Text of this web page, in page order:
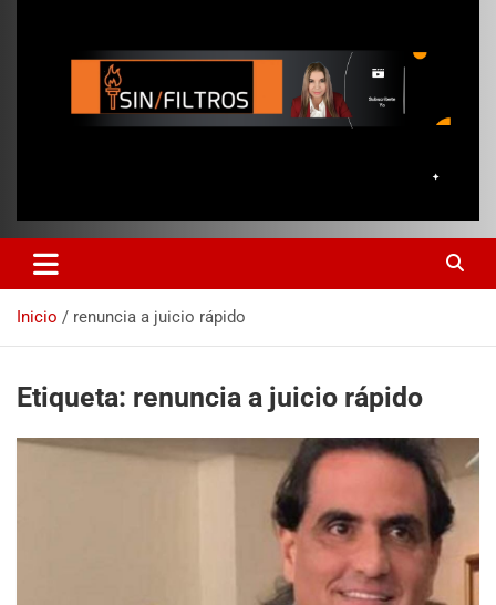
Inicio renuncia a juicio rápido
Etiqueta: renuncia a juicio rápido